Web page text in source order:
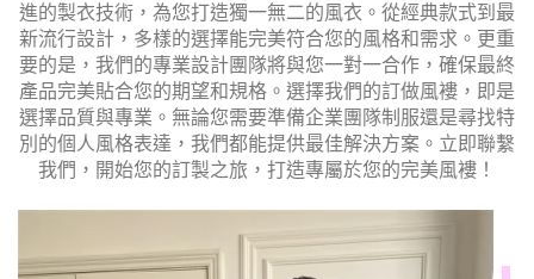
進的製衣技術，為您打造獨一無二的風衣。從經典款式到最
新流行設計，多樣的選擇能完美符合您的風格和需求。更重
要的是，我們的專業設計團隊將與您一對一合作，確保最終
產品完美貼合您的期望和規格。 選擇我們的訂做風褸，即是
選擇品質與專業。無論您需要準備企業團隊制服還是尋找特
別的個人風格表達，我們都能提供最佳解決方案。立即聯繫
我們，開始您的訂製之旅，打造專屬於您的完美風褸！